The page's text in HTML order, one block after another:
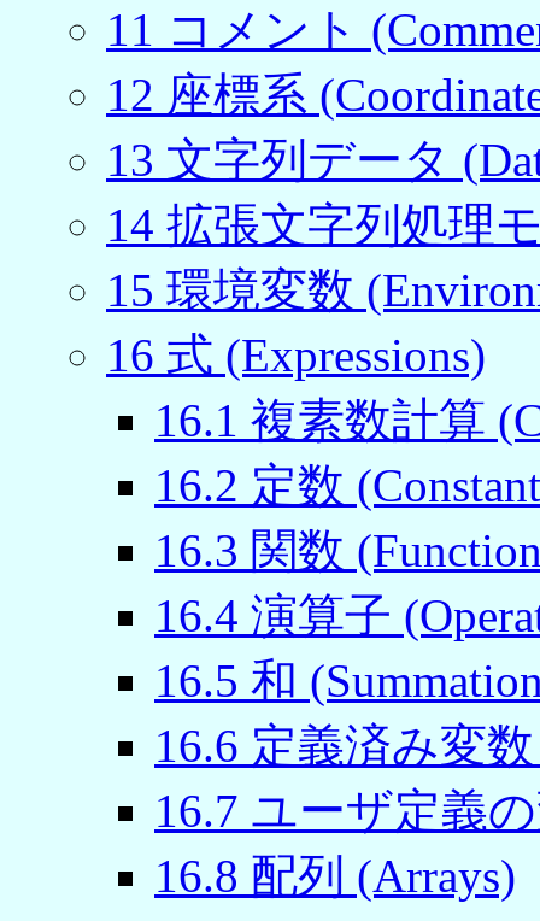
11 コメント
12 座標系
13 文字列データ
14 拡張文字列処理
15 環境変数
16 式 (Expressions)
16.1 複素数計算
16.2 定数
16.3 関数
16.4 演算子
16.5 和
16.6 定義済み変数
16.7 ユーザ定義
16.8 配列 (Arrays)